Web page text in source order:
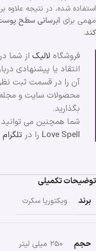
استفاده شده، در نتیجه علاوه بر
مهمی برای آبرسانی سطح
کند.
فروشگاه لالیک از شما
انتقاد یا پیشنهادی
آن را در قسمت ثبت
محصولات سایت و
بگذارید.
شما همچنین می
Love Spell را در تلگرام
توضیحات تکمیلی
برند
ویکتوریا سکرت
حجم 250 میلی لیتر